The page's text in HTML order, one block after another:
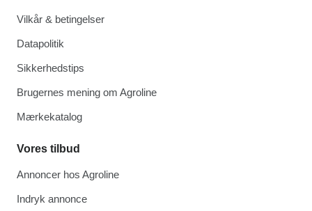
Vilkår & betingelser
Datapolitik
Sikkerhedstips
Brugernes mening om Agroline
Mærkekatalog
Vores tilbud
Annoncer hos Agroline
Indryk annonce